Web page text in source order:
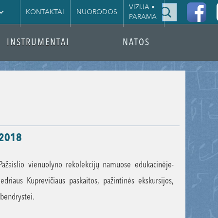
KONTAKTAI NUORODOS
VIZIJA •
PARAMA
|
INSTRUMENTAI NATOS
vienuolyno rekolekcijų namuose edukacinėje-
Kuprevičiaus paskaitos, pažintinės ekskursijos,